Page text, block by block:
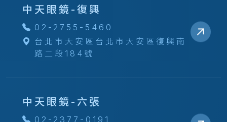
中天眼鏡-復興
02-2755-5460
台北市大安區台北市大安區復興南
路二段184號
中天眼鏡-六張
02-2377-0191